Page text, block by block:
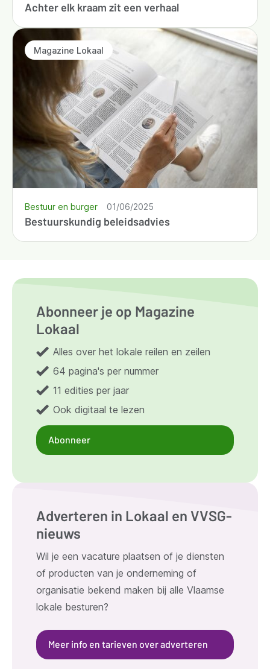
Achter elk kraam zit een verhaal
Magazine Lokaal
Bestuurskundig beleidsadvies
Bestuur en burger 01/06/2025
Abonneer je op Magazine
Lokaal
Alles over het lokale reilen en zeilen
64 pagina's per nummer
11 edities per jaar
Ook digitaal te lezen
Abonneer
Adverteren in Lokaal en VVSG-
nieuws
Wil je een vacature plaatsen of je diensten
of producten van je onderneming of
organisatie bekend maken bij alle Vlaamse
lokale besturen?
Meer info en tarieven over adverteren